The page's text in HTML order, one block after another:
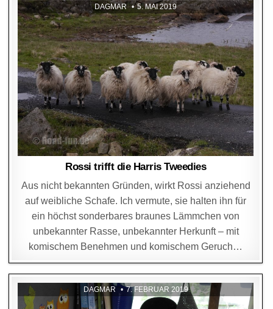
DAGMAR 5. MAI 2019
Rossi trifft die Harris Tweedies
Aus nicht bekannten Gründen, wirkt Rossi anziehend
auf weibliche Schafe. Ich vermute, sie halten ihn für
ein höchst sonderbares braunes Lämmchen von
unbekannter Rasse, unbekannter Herkunft – mit
komischem Benehmen und komischem Geruch…
DAGMAR 7. FEBRUAR 2019